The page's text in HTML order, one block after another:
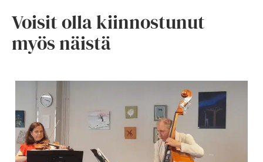
Voisit olla kiinnostunut
myös näistä